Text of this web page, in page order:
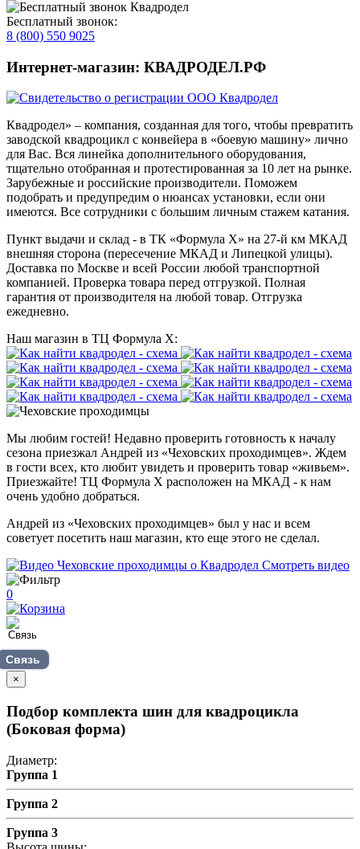
Бесплатный звонок:
8 (800) 550 9025
Интернет-магазин: КВАДРОДЕЛ.РФ
Квадродел» – компания, созданная для того, чтобы превратить
заводской квадроцикл с конвейера в «боевую машину» лично
для Вас. Вся линейка дополнительного оборудования,
тщательно отобранная и протестированная за 10 лет на рынке.
Зарубежные и российские производители. Поможем
подобрать и предупредим о нюансах установки, если они
имеются. Все сотрудники с большим личным стажем катания.
Пункт выдачи и склад - в ТК «Формула X» на 27-й км МКАД
внешняя сторона (пересечение МКАД и Липецкой улицы).
Доставка по Москве и всей России любой транспортной
компанией. Проверка товара перед отгрузкой. Полная
гарантия от производителя на любой товар. Отгрузка
ежедневно.
Наш магазин в ТЦ Формула Х:
Мы любим гостей! Недавно проверить готовность к началу
сезона приезжал Андрей из «Чеховских проходимцев». Ждем
в гости всех, кто любит увидеть и проверить товар «живьем».
Приезжайте! ТЦ Формула Х расположен на МКАД - к нам
очень удобно добраться.
Андрей из «Чеховских проходимцев» был у нас и всем
советует посетить наш магазин, кто еще этого не сделал.
Смотреть видео
0
Связь
×
Подбор комплекта шин для квадроцикла
(Боковая форма)
Диаметр:
Группа 1
Группа 2
Группа 3